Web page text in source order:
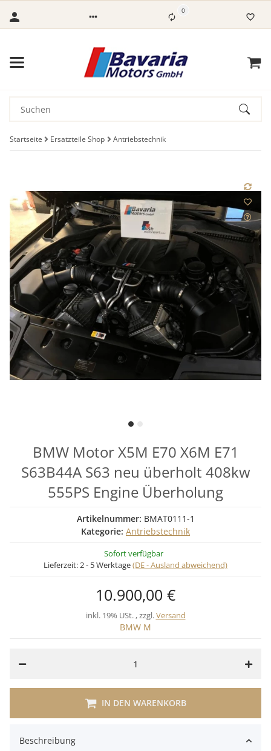
0
Startseite Ersatzteile Shop Antriebstechnik
BMW Motor X5M E70 X6M E71
S63B44A S63 neu überholt 408kw
555PS Engine Überholung
Artikelnummer: BMAT0111-1
Kategorie: Antriebstechnik
Sofort verfügbar
Lieferzeit:2 - 5 Werktage(DE - Ausland abweichend)
10.900,00 €
inkl. 19% USt. , zzgl.Versand
BMW M
IN DEN WARENKORB
Beschreibung